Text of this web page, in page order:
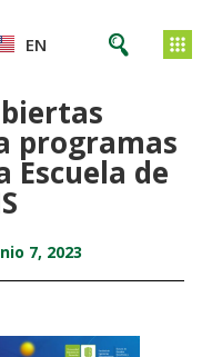
EN
programas
Escuela de
7, 2023